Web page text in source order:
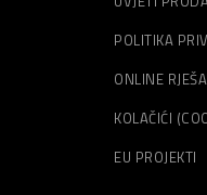
POLITIKA
ONLINE
KOLAČIĆI
EU PROJEKTI